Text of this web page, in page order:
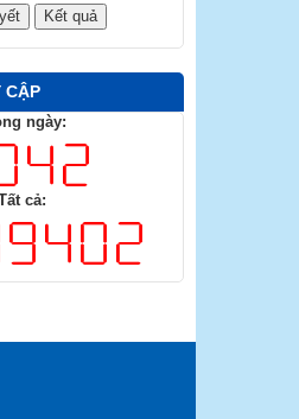
CẬP
ngày:
cả: